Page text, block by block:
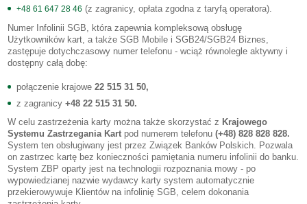
+48 61 647 28 46 (z zagranicy, opłata zgodna z taryfą operatora).
Numer Infolinii SGB, która zapewnia kompleksową obsługę
Użytkowników kart, a także SGB Mobile i SGB24/SGB24 Biznes,
zastępuje dotychczasowy numer telefonu - wciąż równolegle aktywny i
dostępny całą dobę:
połączenie krajowe22 515 31 50,
z zagranicy +48 22 515 31 50.
W celu zastrzeżenia karty można także skorzystać z Krajowego
Systemu Zastrzegania Kart pod numerem telefonu(+48) 828 828 828.
System ten obsługiwany jest przez Związek Banków Polskich. Pozwala
on zastrzec kartę bez konieczności pamiętania numeru infolinii do banku.
System ZBP oparty jest na technologii rozpoznania mowy - po
wypowiedzianej nazwie wydawcy karty system automatycznie
przekierowywuje Klientów na infolinię SGB, celem dokonania